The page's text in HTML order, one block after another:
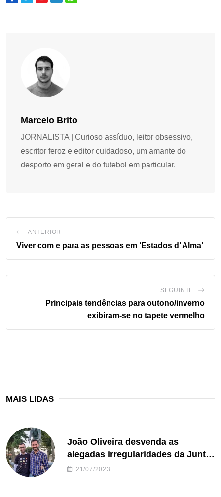
Marcelo Brito
JORNALISTA | Curioso assíduo, leitor obsessivo,
escritor feroz e editor cuidadoso, um amante do
desporto em geral e do futebol em particular.
ANTERIOR
Viver com e para as pessoas em ‘Estados d’ Alma’
SEGUINTE
Principais tendências para outono/inverno
exibiram-se no tapete vermelho
MAIS LIDAS
João Oliveira desvenda as
alegadas irregularidades da Junta
de Freguesia S. João de Ver
21/07/2023